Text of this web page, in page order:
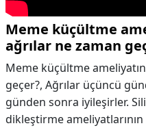
Meme küçültme
ağrılar ne zaman
Meme küçültme
geçer?, Ağrılar üçüncü
günden sonra iyileşirler.
dikleştirme